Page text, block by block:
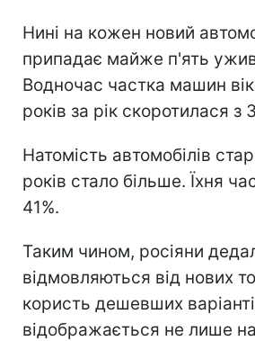
Нині на кожен новий
припадає майже п'ять
Водночас частка машин
років за рік скоротилася з
Натомість автомобілів
років стало більше. Їхня
41%.
Таким чином, росіяни
відмовляються від нових
користь дешевших
відображається не лише на